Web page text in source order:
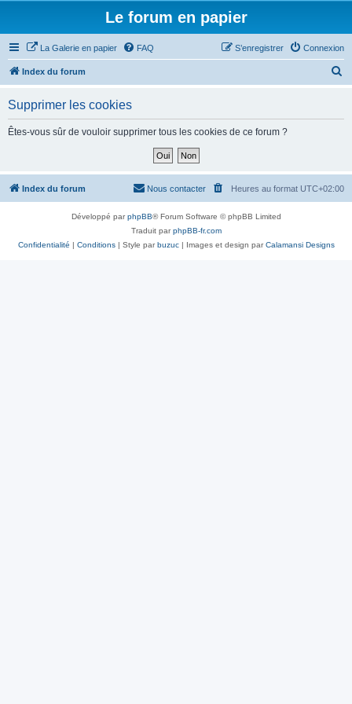
Le forum en papier
La Galerie en papier FAQ Connexion
S’enregistrer
Index du forum
h
Supprimer les cookies
Êtes-vous sûr de vouloir supprimer tous les cookies de ce forum ?
Index du forum Heures au format UTC+02:00
Nous contacter
Développé parphpBB® Forum Software © phpBB Limited
Traduit parphpBB-fr.com
Confidentialité | Conditions| Style parbuzuc| Images et design parCalamansi Designs